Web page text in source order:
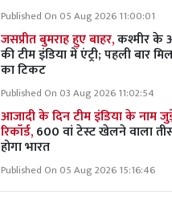
Published On 05 Aug 2026 11:00:01
जसप्रीत बुमराह हुए बाहर,कश्मीर के
की टीम इंडिया में एंट्री; पहली बार
का टिकट
Published On 03 Aug 2026 11:02:54
आजादी के दिन टीम इंडिया के नाम
रिकॉर्ड,600 वां टेस्ट खेलने वाला
होगा भारत
Published On 05 Aug 2026 15:16:46